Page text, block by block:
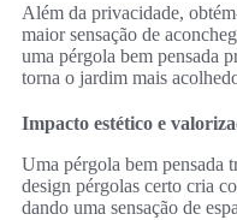
Além da privacidade,
maior sensação de
uma pérgola bem pensada
torna o jardim mais
Impacto estético e
Uma pérgola bem pensada
design pérgolas certo cria
dando uma sensação de